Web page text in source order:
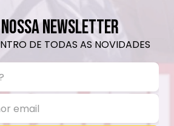
NEWSLETTER
DE TODAS AS NOVIDADES